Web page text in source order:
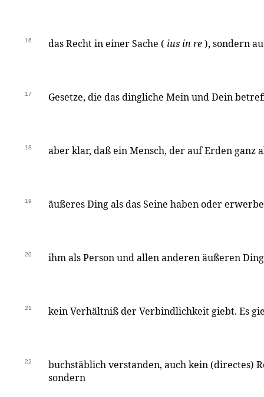
16 das Recht in einer Sache ( ius in re), sondern
17 Gesetze, die das dingliche Mein und Dein
18 aber klar, daß ein Mensch, der auf Erden ganz
19 äußeres Ding als das Seine haben oder
20 ihm als Person und allen anderen äußeren
21 kein Verhältniß der Verbindlichkeit giebt. Es
22
buchstäblich verstanden, auch kein (directes)
sondern